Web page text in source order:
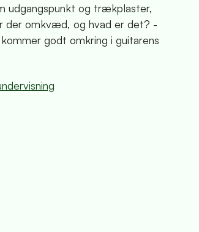
udgangspunkt og trækplaster,
der omkvæd, og hvad er det? -
godt omkring i guitarens